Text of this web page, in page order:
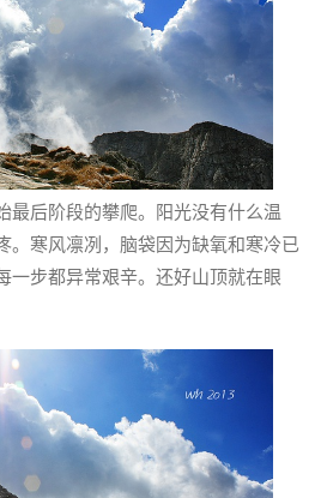
最后阶段的攀爬。阳光没有什么温
。寒风凛冽，脑袋因为缺氧和寒冷已
一步都异常艰辛。还好山顶就在眼